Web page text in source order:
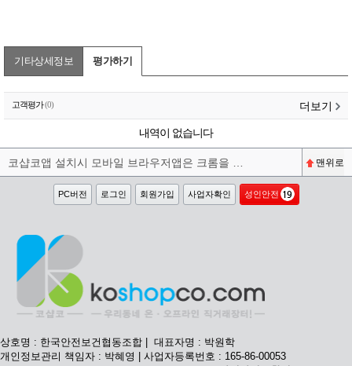
기타상세정보 평가하기
고객평가(0) 더보기
내역이 없습니다
맨위로
PC버전 로그인 회원가입 사업자확인 성인안전
상호명 : 한국안전보건협동조합 | 대표자명 : 박원학
개인정보관리 책임자 : 박혜영 | 사업자등록번호 : 165-86-00053